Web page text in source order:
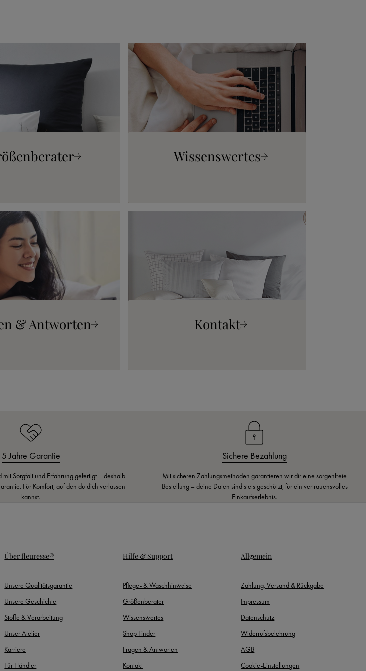
Mehr erfahren
Wissenswertes
& Antworten Kontakt
5 Jahre Garantie
mit Sorgfalt und Erfahrung gefertigt – deshalb
Für Komfort, auf den du dich verlassen
kannst.
Sichere Bezahlung
Mit sicheren Zahlungsmethoden garantieren wir dir eine sorgenfreie
Bestellung – deine Daten sind stets geschützt, für ein vertrauensvolles
Einkaufserlebnis.
Über fleuresse®
Unsere Qualitätsgarantie
Unsere Geschichte
Stoffe & Verarbeitung
Unser Atelier
Karriere
Für Händler
Hilfe & Support
Pflege- & Waschhinweise
Größenberater
Wissenswertes
Shop Finder
Fragen & Antworten
Kontakt
Allgemein
Zahlung, Versand & Rückgabe
Impressum
Datenschutz
Widerrufsbelehrung
AGB
Cookie-Einstellungen